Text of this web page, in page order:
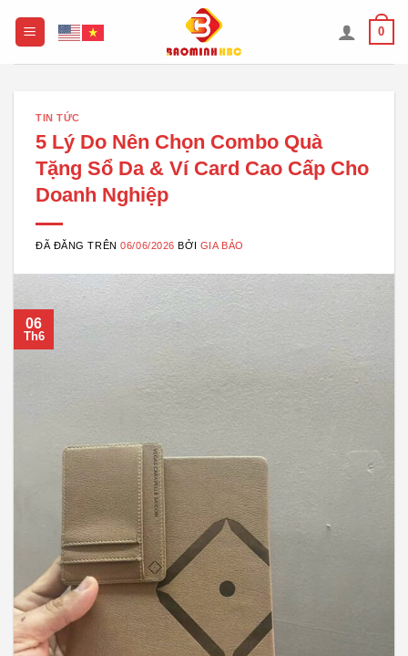
0
TIN TỨC
5 Lý Do Nên Chọn Combo Quà
Tặng Sổ Da & Ví Card Cao Cấp Cho
Doanh Nghiệp
ĐÃ ĐĂNG TRÊN06/06/2026 BỞI GIA BẢO
06
Th6